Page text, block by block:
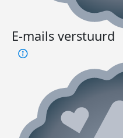
E-mails verstuurd